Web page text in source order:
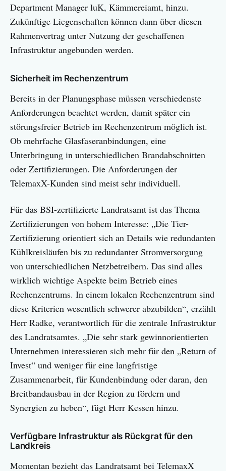
Department Manager luK, Kämmereiamt, hinzu.
Zukünftige Liegenschaften können dann über diesen
Rahmenvertrag unter Nutzung der geschaffenen
Infrastruktur angebunden werden.
Sicherheit im Rechenzentrum
Bereits in der Planungsphase müssen verschiedenste
Anforderungen beachtet werden, damit später ein
störungsfreier Betrieb im Rechenzentrum möglich ist.
Ob mehrfache Glasfaseranbindungen, eine
Unterbringung in unterschiedlichen Brandabschnitten
oder Zertifizierungen. Die Anforderungen der
TelemaxX-Kunden sind meist sehr individuell.
Für das BSI-zertifizierte Landratsamt ist das Thema
Zertifizierungen von hohem Interesse: „Die Tier-
Zertifizierung orientiert sich an Details wie redundanten
Kühlkreisläufen bis zu redundanter Stromversorgung
von unterschiedlichen Netzbetreibern. Das sind alles
wirklich wichtige Aspekte beim Betrieb eines
Rechenzentrums. In einem lokalen Rechenzentrum sind
diese Kriterien wesentlich schwerer abzubilden“, erzählt
Herr Radke, verantwortlich für die zentrale Infrastruktur
des Landratsamtes. „Die sehr stark gewinnorientierten
Unternehmen interessieren sich mehr für den „Return of
Invest“ und weniger für eine langfristige
Zusammenarbeit, für Kundenbindung oder daran, den
Breitbandausbau in der Region zu fördern und
Synergien zu heben“, fügt Herr Kessen hinzu.
Verfügbare Infrastruktur als Rückgrat für den
Landkreis
Momentan bezieht das Landratsamt bei TelemaxX